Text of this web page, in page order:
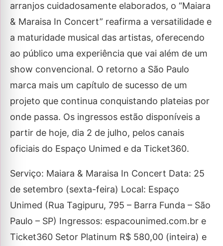
arranjos cuidadosamente elaborados, o “Maiara
& Maraisa In Concert” reafirma a versatilidade e
a maturidade musical das artistas, oferecendo
ao público uma experiência que vai além de um
show convencional. O retorno a São Paulo
marca mais um capítulo de sucesso de um
projeto que continua conquistando plateias por
onde passa. Os ingressos estão disponíveis a
partir de hoje, dia 2 de julho, pelos canais
oficiais do Espaço Unimed e da Ticket360.
Serviço: Maiara & Maraisa In Concert Data: 25
de setembro (sexta-feira) Local: Espaço
Unimed (Rua Tagipuru, 795 – Barra Funda – São
Paulo – SP) Ingressos: espacounimed.com.br e
Ticket360 Setor Platinum R$ 580,00 (inteira) e